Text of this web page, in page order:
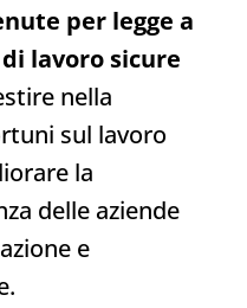
per legge a
lavoro sicure
nella
sul lavoro
la
delle aziende
e